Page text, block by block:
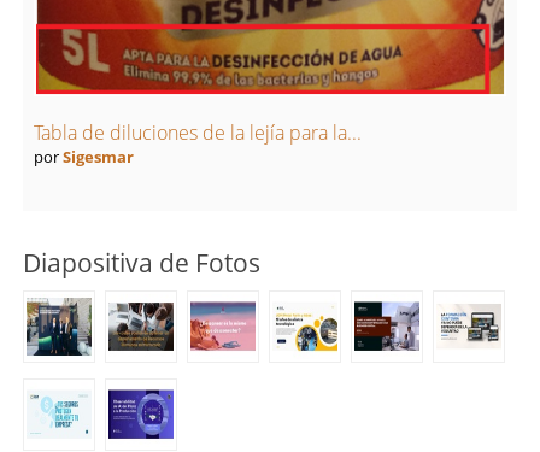
Tabla de diluciones de la lejía para la...
porSigesmar
Diapositiva de Fotos